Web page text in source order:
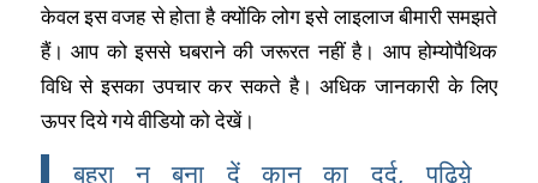
केवल इस वजह से होता है क्योंकि लोग इसे लाइलाज बीमारी समझते
हैं। आप को इससे घबराने की जरूरत नहीं है। आप होम्योपैथिक
विधि से इसका उपचार कर सकते है। अधिक जानकारी के लिए
ऊपर दिये गये वीडियो को देखें।
बहरा न बना दें कान का दर्द, पढिय़े